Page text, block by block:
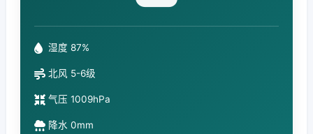
湿度 87%
北风 5-6级
气压 1009hPa
降水 0mm